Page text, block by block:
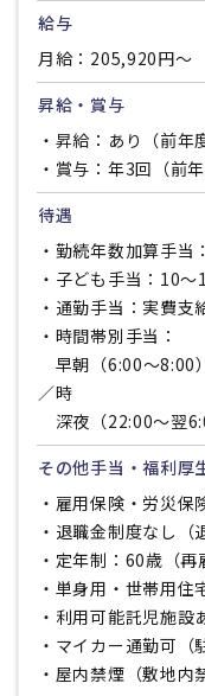
給与
月給：205,920円〜
昇給・賞与
・昇給：あり（前年
・賞与：年3回（前
待遇
・勤続年数加算手
・子ども手当：10
・通勤手当：実費支
・時間帯別手当：
早朝（6:00〜8:00
／時
深夜（22:00〜翌
その他手当・福利厚
・雇用保険・労災保
・退職金制度なし（
・定年制：60歳（再
・単身用・世帯用住
・利用可能託児施設
・マイカー通勤可（
・屋内禁煙（敷地内